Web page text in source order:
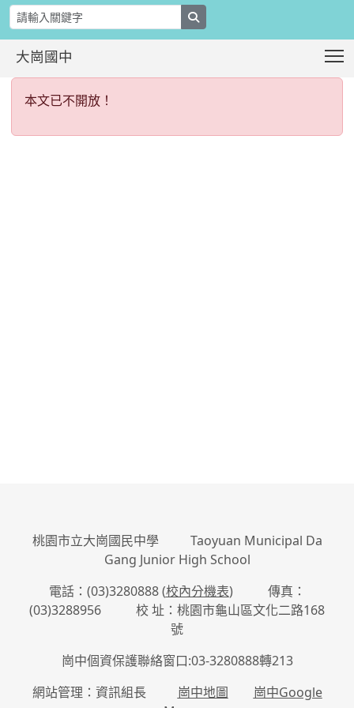
大崗國中
:::本文已不開放！
本文已不開放！
桃園市立大崗國民中學 Taoyuan Municipal Da
Gang Junior High School
電話：(03)3280888 (校內分機表) 傳真：
(03)3288956 校 址：桃園市龜山區文化二路168
號
崗中個資保護聯絡窗口:03-3280888轉213
網站管理：資訊組長 崗中地圖
崗中Google